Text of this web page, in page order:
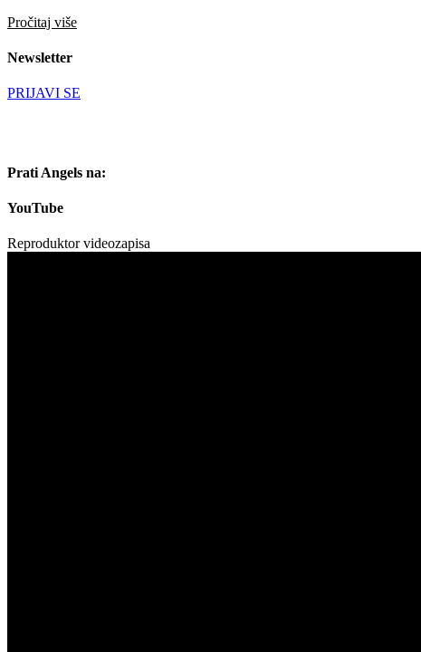
Pročitaj više
Newsletter
PRIJAVI SE
Prati Angels na:
YouTube
Reproduktor videozapisa